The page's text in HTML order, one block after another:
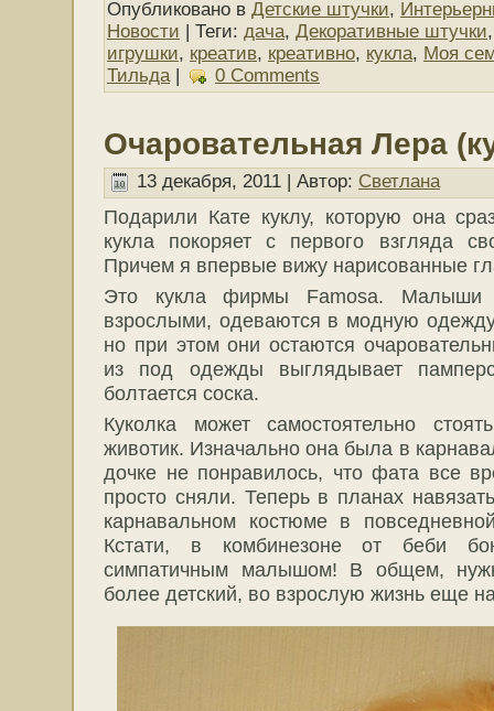
Опубликовано в Детские штучки,
Новости | Теги: дача, Декоративные штучки
игрушки, креатив, креативно, кукла, Моя
Тильда| 0 Comments
Очаровательная Лера
13 декабря, 2011 | Автор: Светлана
Подарили Кате куклу, которую она
кукла покоряет с первого взгляда
Причем я впервые вижу нарисованные
Это кукла фирмы Famosa. Малыши
взрослыми, одеваются в модную
но при этом они остаются
из под одежды выглядывает
болтается соска.
Куколка может самостоятельно
животик. Изначально она была в
дочке не понравилось, что фата все
просто сняли. Теперь в планах
карнавальном костюме в
Кстати, в комбинезоне от беби
симпатичным малышом! В общем,
более детский, во взрослую жизнь еще